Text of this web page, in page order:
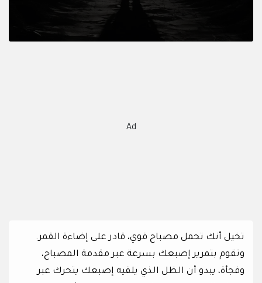
Ad
تخيل أنك تحمل مصباح قوي، قادر على إضاءة القمر.
وتقوم بتمرير إصبعك بسرعة عبر مقدمة المصباح،
وفجأة، يبدو أن الظل الذي يلقيه إصبعك يتحرك عبر